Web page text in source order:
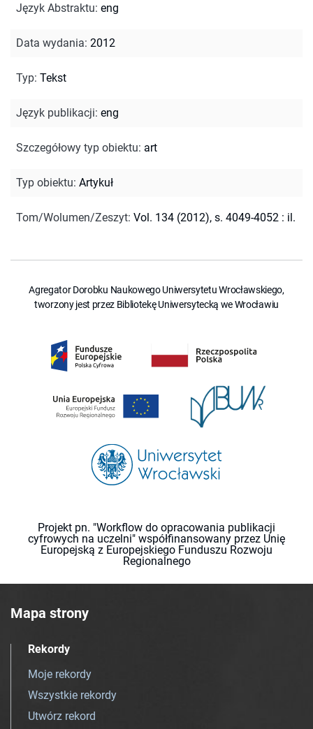
Język Abstraktu: eng
Data wydania: 2012
Typ: Tekst
Język publikacji: eng
Szczegółowy typ obiektu: art
Typ obiektu: Artykuł
Tom/Wolumen/Zeszyt: Vol. 134 (2012), s. 4049-4052 : il.
Agregator Dorobku Naukowego Uniwersytetu Wrocławskiego,
tworzony jest przez Bibliotekę Uniwersytecką we Wrocławiu
Projekt pn. "Workflow do opracowania publikacji
cyfrowych na uczelni" współfinansowany przez Unię
Europejską z Europejskiego Funduszu Rozwoju
Regionalnego
Mapa strony
Rekordy
Moje rekordy
Wszystkie rekordy
Utwórz rekord